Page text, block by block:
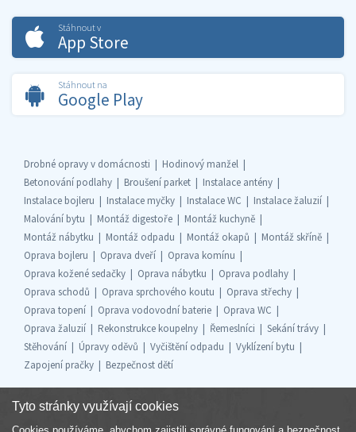
Stáhnout v
App Store
Stáhnout na
Google Play
Drobné opravy v domácnosti
Hodinový manžel
Betonování podlahy
Broušení parket
Instalace antény
Instalace bojleru
Instalace myčky Instalace WC
Instalace žaluzií
Malování bytu
Montáž digestoře
Montáž kuchyně
Montáž nábytku
Montáž odpadu Montáž okapů
Montáž skříně
Oprava bojleru
Oprava dveří
Oprava komínu
Oprava kožené sedačky
Oprava nábytku
Oprava podlahy
Oprava schodů
Oprava sprchového koutu
Oprava střechy
Oprava topení
Oprava vodovodní baterie
Oprava WC
Oprava žaluzií
Rekonstrukce koupelny Řemeslníci
Sekání trávy
Stěhování
Úpravy oděvů Vyčištění odpadu
Vyklízení bytu
Zapojení pračky
Bezpečnost dětí
Tyto stránky využívají cookies